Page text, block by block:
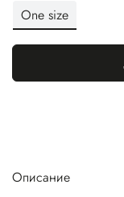
One size
Описание